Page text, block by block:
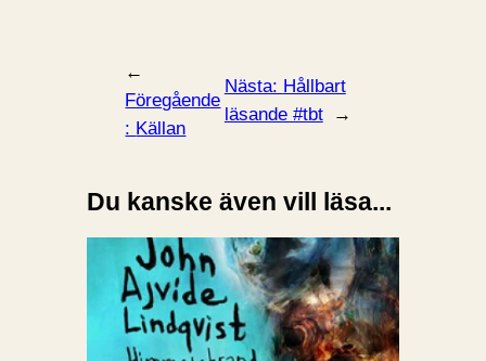
←
Föregående
: Källan
Nästa: Hållbart
läsande #tbt
→
Du kanske även vill läsa...